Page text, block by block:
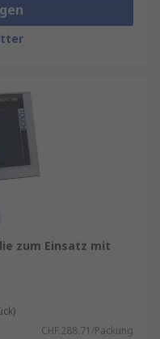
zum Einsatz mit
CHF.288.71/Packung